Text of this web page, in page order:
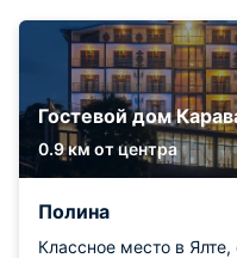
Гостевой дом
0.9 км от центра
Полина
Классное место в Ялте,